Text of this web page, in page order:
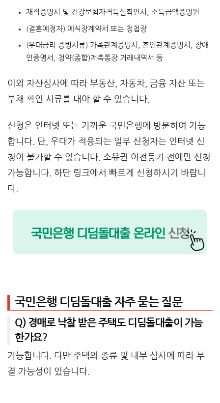
재직증명서 및 건강보험자격득실확인서, 소득금액증명원
(결혼예정자) 예식장계약서 또는 청첩장
(우대금리 증빙서류) 가족관계증명서, 혼인관계증명서, 장애
인증명서, 청약(종합)저축통장 거래내역서 등
이외 자산심사에 따라 부동산, 자동차, 금융 자산 또는
부채 확인 서류를 내야 할 수 있습니다.
신청은 인터넷 또는 가까운 국민은행에 방문하여 가능
합니다. 단, 우대가 적용되는 일부 신청자는 인터넷 신
청이 불가할 수 있습니다. 소유권 이전등기 전에만 신청
가능합니다. 하단 링크에서 빠르게 신청하시기 바랍니
다.
국민은행 디딤돌대출 자주 묻는 질문
Q) 경매로 낙찰 받은 주택도 디딤돌대출이 가능
한가요?
가능합니다. 다만 주택의 종류 및 내부 심사에 따라 부
결 가능성이 있습니다.